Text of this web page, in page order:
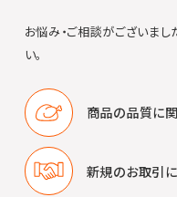
お悩み・ご相談がございま
い。
商品の品質に
新規のお取引に